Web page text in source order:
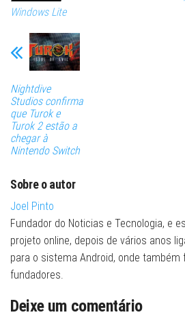
Windows Lite
Nightdive
Studios confirma
que Turok e
Turok 2 estão a
chegar à
Nintendo Switch
Sobre o autor
Joel Pinto
Fundador do Noticias e Tecnologia, e
projeto online, depois de vários anos
para o sistema Android, onde também
fundadores.
Deixe um comentário